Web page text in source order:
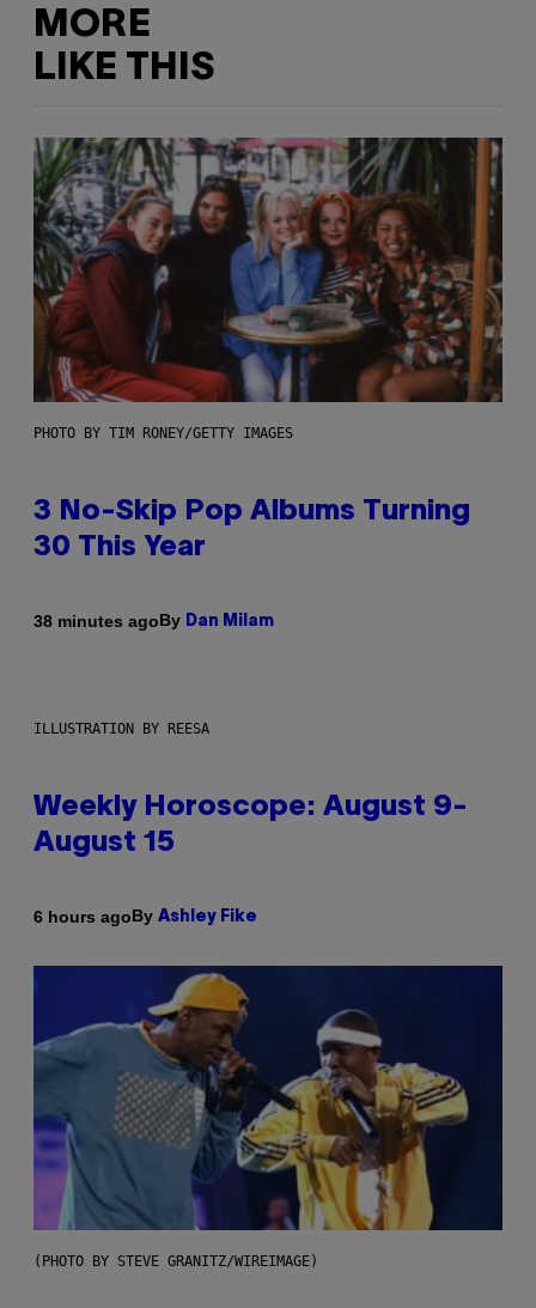
MORE
LIKE THIS
PHOTO BY TIM RONEY/GETTY IMAGES
3 No-Skip Pop Albums Turning
30 This Year
38 minutes agoBy Dan Milam
ILLUSTRATION BY REESA
Weekly Horoscope: August 9-
August 15
6 hours agoBy Ashley Fike
(PHOTO BY STEVE GRANITZ/WIREIMAGE)